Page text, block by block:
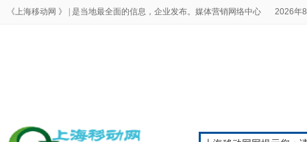
《上海移动网 》 | 是当地最全面的信息，企业发布。媒体营销网络中心 2026年